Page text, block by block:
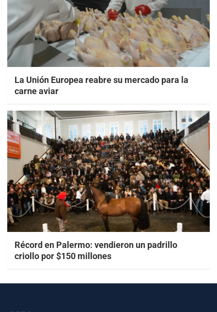
La Unión Europea reabre su mercado para la
carne aviar
Récord en Palermo: vendieron un padrillo
criollo por $150 millones